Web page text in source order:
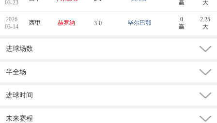
03-23
赢
大
2026
03-14
西甲 赫罗纳 3-0 毕尔巴鄂
0
赢
2.25
大
进球场数
半全场
进球时间
未来赛程